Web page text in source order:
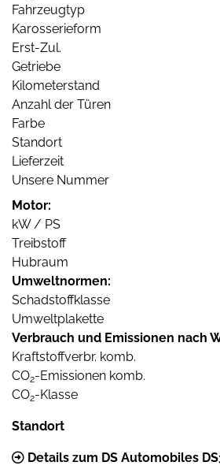
Fahrzeugtyp
Karosserieform
Erst-Zul.
Getriebe
Kilometerstand
Anzahl der Türen
Farbe
Standort
Lieferzeit
Unsere Nummer
Motor:
kW / PS
Treibstoff
Hubraum
Umweltnormen:
Schadstoffklasse
Umweltplakette
Verbrauch und Emissionen nach
Kraftstoffverbr. komb.
CO2-Emissionen komb.
CO2-Klasse
Standort
Details zum DS Automobiles